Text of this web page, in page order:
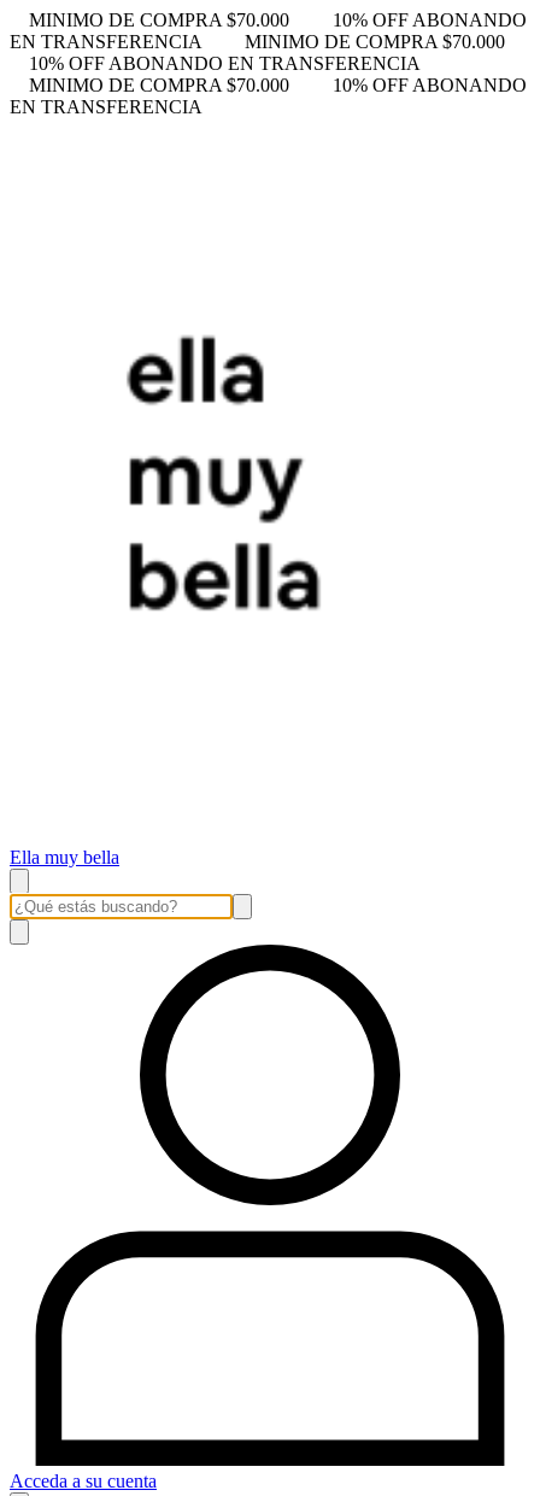
MINIMO DE COMPRA $70.000
10% OFF ABONANDO
EN TRANSFERENCIA
MINIMO DE COMPRA $70.000
10% OFF ABONANDO EN TRANSFERENCIA
MINIMO DE COMPRA $70.000
10% OFF ABONANDO
EN TRANSFERENCIA
Ella muy bella
Acceda a su cuenta